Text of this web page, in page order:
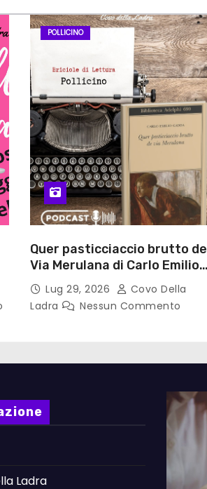
POLLICINO
Quer pasticciaccio brutto de
Via Merulana di Carlo Emilio
Gadda – Pollicino. Briciole di
lettura
Lug 29, 2026
Covo Della
Ladra
Nessun Commento
Ladra